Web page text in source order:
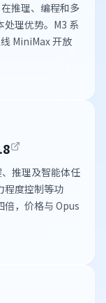
推理、编程和多
处理优势。M3 系
MiniMax 开放
推理及智能体任
程度控制等功
倍，价格与 Opus